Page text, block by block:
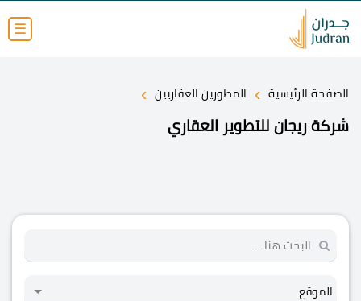
☰
الصفحة الرئيسية › المطورين العقاريين ›
شركة ريجان للتطوير العقاري